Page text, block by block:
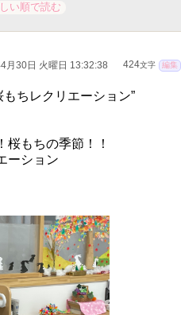
い順で読む
424文字 編集
月30日 火曜日 13:32:38
ちレクリエーション”
桜もちの季節！！
ーション